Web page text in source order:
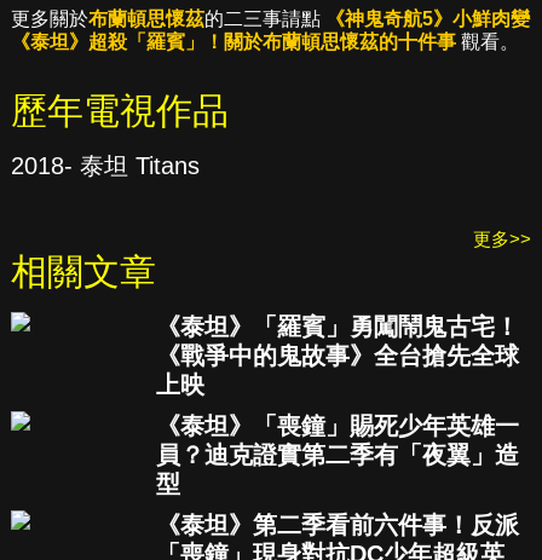
更多關於布蘭頓思懷茲的二三事請點
《神鬼奇航5》小鮮肉變
《泰坦》超殺「羅賓」！關於布蘭頓思懷茲的十件事觀看。
歷年電視作品
2018- 泰坦 Titans
更多>>
相關文章
《泰坦》「羅賓」勇闖鬧鬼古宅！
《戰爭中的鬼故事》全台搶先全球
上映
《泰坦》「喪鐘」賜死少年英雄一
員？迪克證實第二季有「夜翼」造
型
《泰坦》第二季看前六件事！反派
「喪鐘」現身對抗DC少年超級英